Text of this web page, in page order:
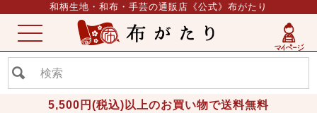
和柄生地・和布・手芸の通販店《公式》布がたり
5,500円(税込)以上のお買い物で送料無料
ME
NU